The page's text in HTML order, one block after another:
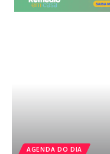
AGENDA DO DIA